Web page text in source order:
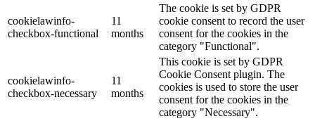
cookielawinfo-
checkbox-functional
11
months
The cookie is set by GDPR
cookie consent to record the user
consent for the cookies in the
category "Functional".
cookielawinfo-
checkbox-necessary
11
months
This cookie is set by GDPR
Cookie Consent plugin. The
cookies is used to store the user
consent for the cookies in the
category "Necessary".